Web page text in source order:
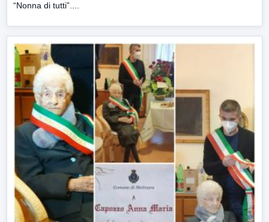
“Nonna di tutti”....